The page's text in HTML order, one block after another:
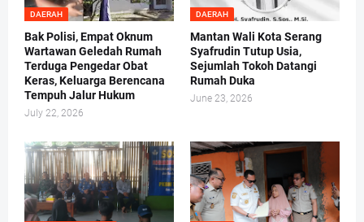
DAERAH
Bak Polisi, Empat Oknum
Wartawan Geledah Rumah
Terduga Pengedar Obat
Keras, Keluarga Berencana
Tempuh Jalur Hukum
July 22, 2026
DAERAH
Mantan Wali Kota Serang
Syafrudin Tutup Usia,
Sejumlah Tokoh Datangi
Rumah Duka
June 23, 2026